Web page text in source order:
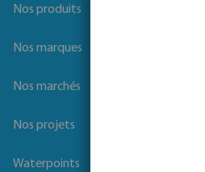
Nos produits
Nos marques
Nos marchés
Nos projets
Waterpoints